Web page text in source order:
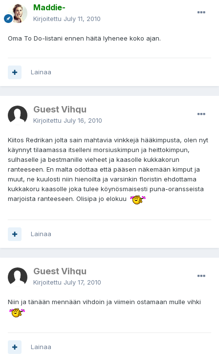
Maddie-
Kirjoitettu July 11, 2010
Oma To Do-listani ennen häitä lyhenee koko ajan.
Lainaa
Guest Vihqu
Kirjoitettu July 16, 2010
Kiitos Redrikan jolta sain mahtavia vinkkejä hääkimpusta, olen nyt
käynnyt tilaamassa itselleni morsiuskimpun ja heittokimpun,
sulhaselle ja bestmanille vieheet ja kaasolle kukkakorun
ranteeseen. En malta odottaa että pääsen näkemään kimput ja
muut, ne kuulosti niin hienoilta ja varsinkin floristin ehdottama
kukkakoru kaasolle joka tulee köynösmaisesti puna-oransseista
marjoista ranteeseen. Olisipa jo elokuu
Lainaa
Guest Vihqu
Kirjoitettu July 17, 2010
Niin ja tänään mennään vihdoin ja viimein ostamaan mulle vihki
Lainaa